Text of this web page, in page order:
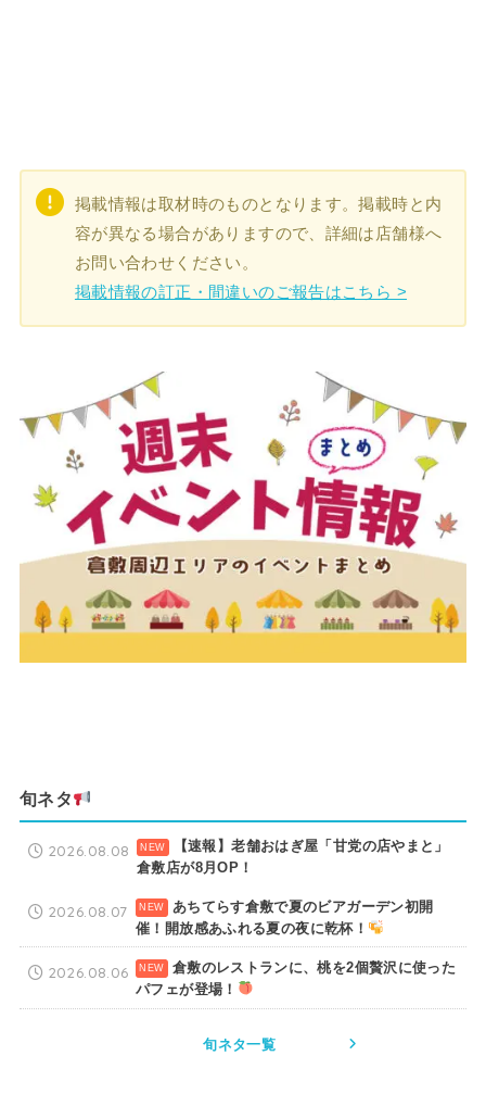
掲載情報は取材時のものとなります。掲載時と内
容が異なる場合がありますので、詳細は店舗様へ
お問い合わせください。
掲載情報の訂正・間違いのご報告はこちら >
旬ネタ
【速報】老舗おはぎ屋「甘党の店やまと」
倉敷店が8月OP！
2026.08.08
あちてらす倉敷で夏のビアガーデン初開
催！開放感あふれる夏の夜に乾杯！
2026.08.07
倉敷のレストランに、桃を2個贅沢に使った
パフェが登場！
2026.08.06
旬ネタ一覧